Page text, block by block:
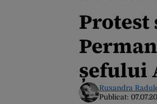
șefului
Ruxandra
Publicat: